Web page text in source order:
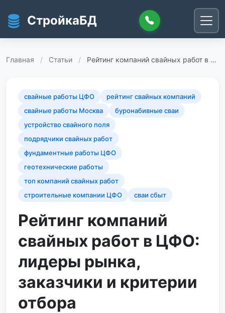
СтройкаБД
Главная / Статьи / Рейтинг компаний свайных работ в …
свайные работы ЦФО
рейтинг свайных компаний
свайные работы Москва
буронабивные сваи
устройство свайного поля
подрядчики свайных работ
фундаментные работы ЦФО
геотехнические работы
топ компаний свайных работ
строительные компании ЦФО
сваи сбыт
Рейтинг компаний
свайных работ в ЦФО:
лидеры рынка,
заказчики и критерии
отбора